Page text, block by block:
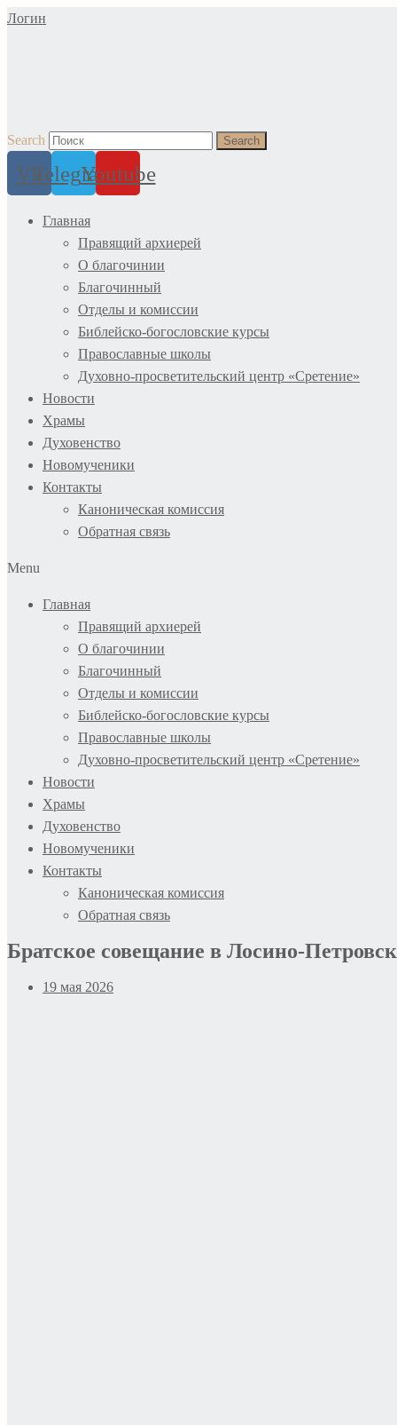
Перейти
Логин
Search Search
VkTelegramYoutube
Главная
Правящий архиерей
О благочинии
Благочинный
Отделы и комиссии
Библейско-богословские курсы
Православные школы
Духовно-просветительский центр «Сретение»
Новости
Храмы
Духовенство
Новомученики
Контакты
Каноническая комиссия
Обратная связь
Menu
Главная
Правящий архиерей
О благочинии
Благочинный
Отделы и комиссии
Библейско-богословские курсы
Православные школы
Духовно-просветительский центр «Сретение»
Новости
Храмы
Духовенство
Новомученики
Контакты
Каноническая комиссия
Обратная связь
Братское совещание в Лосино-
19 мая 2026